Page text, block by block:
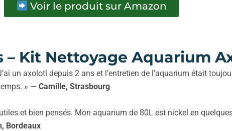
Voir le produit sur Amazon
– Kit Nettoyage Aquarium
un axolotl depuis 2 ans et l’entretien de l’aquarium était
» — Camille, Strasbourg
et bien pensés. Mon aquarium de 80L est nickel en
Bordeaux